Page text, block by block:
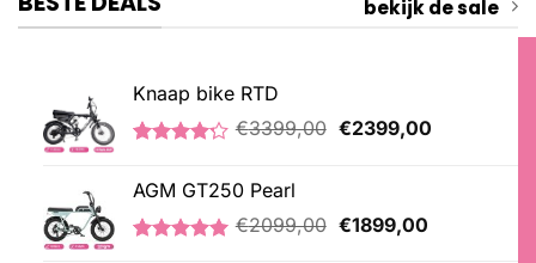
bekijk de sale
Knaap bike RTD
gebaseerd
op
klantbeoordelingen
€3399,00 Oorspronkelijke
€2399,00Huidige
AGM GT250 Pearl
€2099,00 Oorspronkelijke
€1899,00Huidige